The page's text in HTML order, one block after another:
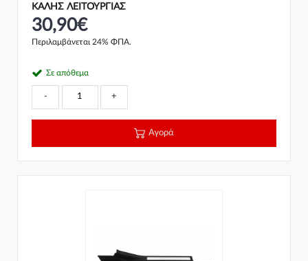
ΚΑΛΗΣ ΛΕΙΤΟΥΡΓΙΑΣ
30,90€
Περιλαμβάνεται 24% ΦΠΑ.
Σε απόθεμα
- +
Αγορά